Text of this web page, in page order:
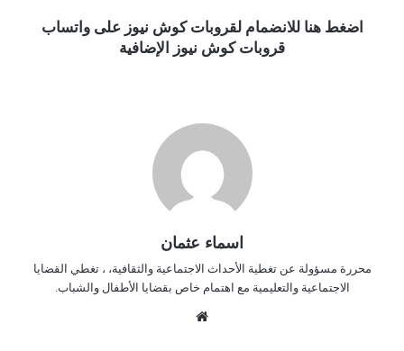
اضغط هنا للانضمام لقروبات كوش نيوز على واتساب
قروبات كوش نيوز الإضافية
اسماء عثمان
محررة مسؤولة عن تغطية الأحداث الاجتماعية والثقافية، ، تغطي القضايا
الاجتماعية والتعليمية مع اهتمام خاص بقضايا الأطفال والشباب.